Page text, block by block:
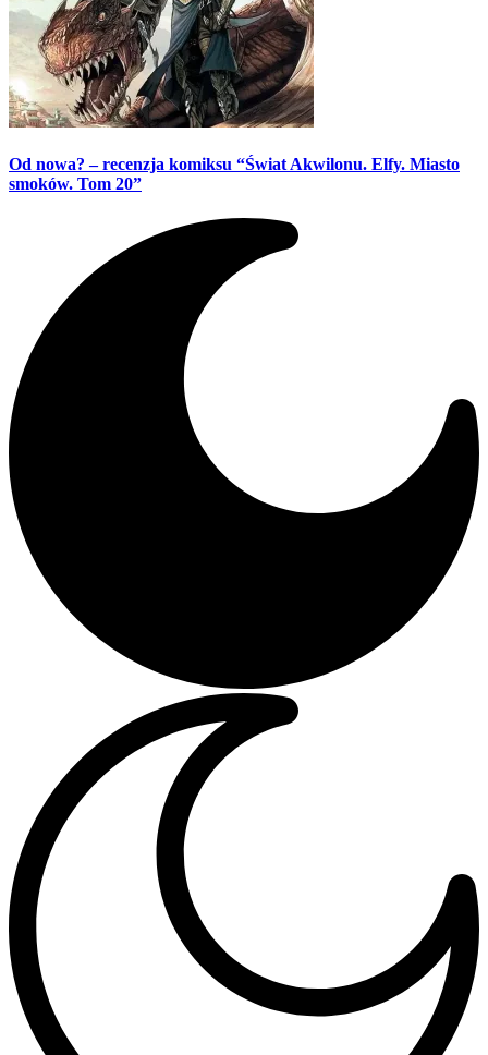
Od nowa? – recenzja komiksu “Świat Akwilonu. Elfy. Miasto
smoków. Tom 20”